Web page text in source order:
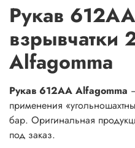
Рукав
взрывчатки
Alfagomma
Рукав 612AA Alfagomma
применения
бар. Оригинальная
под заказ.